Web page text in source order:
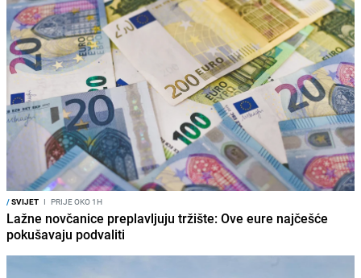
/SVIJET I PRIJE OKO 1H
Lažne novčanice preplavljuju tržište: Ove eure najčešće
pokušavaju podvaliti